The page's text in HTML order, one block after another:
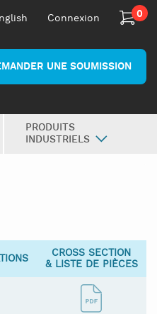
Connexion 0
UNE SOUMISSION
PRODUITS
INDUSTRIELS
CROSS SECTION
& LISTE DE PIÈCES